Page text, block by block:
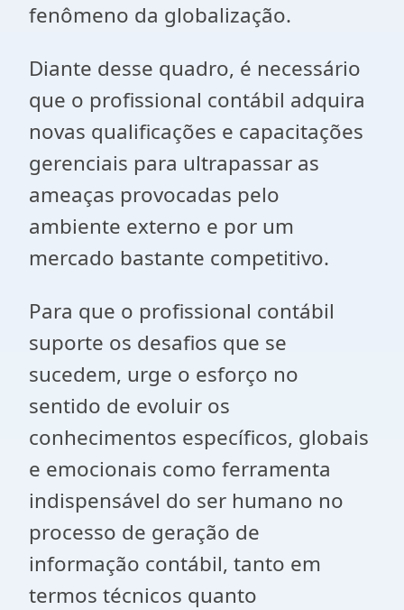
fenômeno da globalização.
Diante desse quadro, é necessário
que o profissional contábil adquira
novas qualificações e capacitações
gerenciais para ultrapassar as
ameaças provocadas pelo
ambiente externo e por um
mercado bastante competitivo.
Para que o profissional contábil
suporte os desafios que se
sucedem, urge o esforço no
sentido de evoluir os
conhecimentos específicos, globais
e emocionais como ferramenta
indispensável do ser humano no
processo de geração de
informação contábil, tanto em
termos técnicos quanto